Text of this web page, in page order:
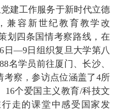
建工作服务于新时代立德
兼容新世纪教育教学改
划四条国情考察路线，在
日—9日组织复旦大学第八
名学员前往厦门、长沙、
察，参访点位涵盖了4所
16个爱国主义教育/科技文
走的课堂中感受国家发